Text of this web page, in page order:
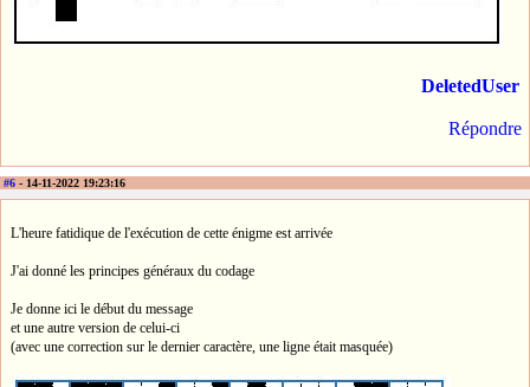
DeletedUser
Répondre
#6 - 14-11-2022 19:23:16
L'heure fatidique de l'exécution de cette énigme est arrivée
J'ai donné les principes généraux du codage
Je donne ici le début du message
et une autre version de celui-ci
(avec une correction sur le dernier caractère, une ligne était masquée)